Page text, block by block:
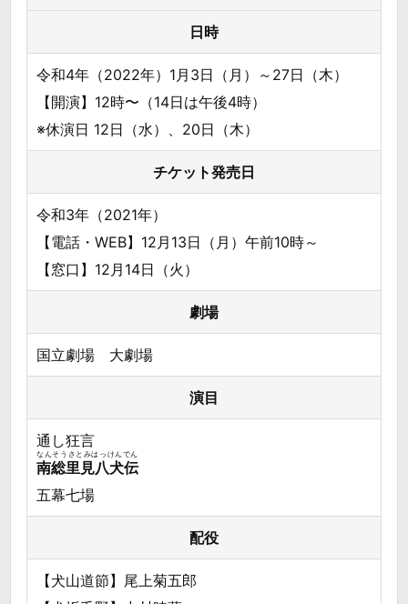
日時
令和4年（2022年）1月3日（月）～27日（木）
【開演】12時〜（14日は午後4時）
※休演日 12日（水）、20日（木）
チケット発売日
令和3年（2021年）
【電話・WEB】12月13日（月）午前10時～
【窓口】12月14日（火）
劇場
国立劇場 大劇場
演目
通し狂言
南総里見八犬伝
なんそうさとみはっけんでん
五幕七場
配役
【犬山道節】尾上菊五郎